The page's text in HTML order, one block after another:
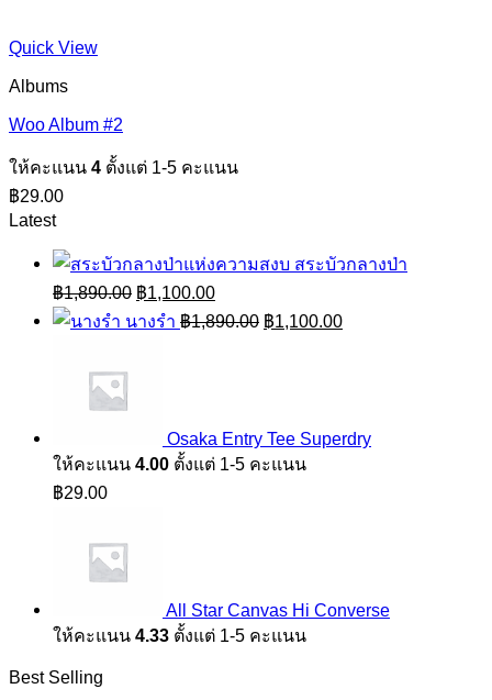
Quick View
Albums
Woo Album #2
ให้คะแนน 4 ตั้งแต่ 1-5 คะแนน
฿29.00
Latest
สระบัวกลางป่า
฿1,890.00 Original
price
was:
฿1,100.00Current
price
is:
นางรำ ฿1,890.00 Original
price
฿1,100.00Current
price
Osaka Entry Tee Superdry
ให้คะแนน 4.00 ตั้งแต่ 1-5 คะแนน
฿29.00
All Star Canvas Hi Converse
ให้คะแนน 4.33 ตั้งแต่ 1-5 คะแนน
Best Selling